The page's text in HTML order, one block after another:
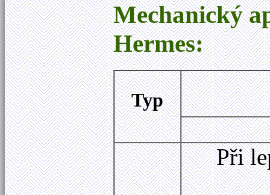
Mechanický
Hermes:
Typ
Při